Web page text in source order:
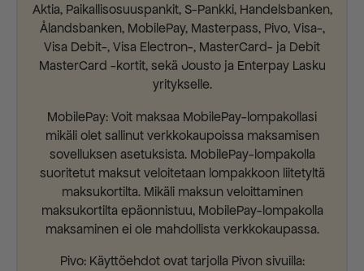
Aktia, Paikallisosuuspankit, S-Pankki, Handelsbanken,
Ålandsbanken, MobilePay, Masterpass, Pivo, Visa-,
Visa Debit-, Visa Electron-, MasterCard- ja Debit
MasterCard -kortit, sekä Jousto ja Enterpay Lasku
yritykselle.
MobilePay: Voit maksaa MobilePay-lompakollasi
mikäli olet sallinut verkkokaupoissa maksamisen
sovelluksen asetuksista. MobilePay-lompakolla
suoritetut maksut veloitetaan lompakkoon liitetyltä
maksukortilta. Mikäli maksun veloittaminen
maksukortilta epäonnistuu, MobilePay-lompakolla
maksaminen ei ole mahdollista verkkokaupassa.
Pivo: Käyttöehdot ovat tarjolla Pivon sivuilla: